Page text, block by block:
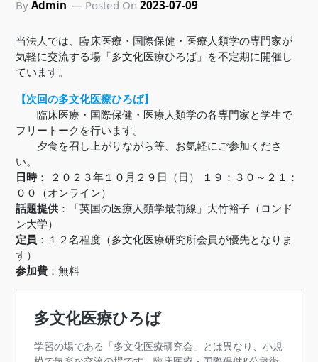
By Admin Posted On 2023-07-09
当法人では、臨床医療・国際保健・医療人類学の専門家が
気軽に交流する場「多文化医療ひろば」を不定期に開催し
ています。
【次回の多文化医療ひろば】
臨床医療・国際保健・医療人類学の各専門家と学生で
フリートークを行います。
夕食を召し上がりながら等、お気軽にご参加くださ
い。
日時： ２０２３年１０月２９日（日） １９：３０～２１：
００（オンライン）
話題提供 ：「英国の医療人類学最前線」大竹裕子（ロンド
ン大学）
定員 ：１２名程度（多文化医療研究所会員が優先となりま
す）
参加費 ：無料